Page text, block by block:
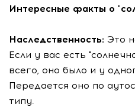
Интересные факты о
Наследственность: Это
Если у вас есть
всего, оно было и у
Передается оно по
типу.